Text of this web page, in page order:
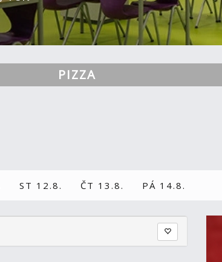
PIZZA
ST 12.8. ČT 13.8. PÁ 14.8.